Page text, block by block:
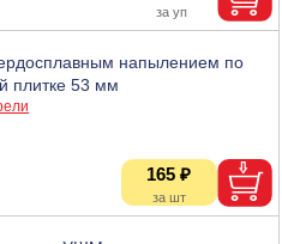
напылением по
плитке 53 мм
165 ₽